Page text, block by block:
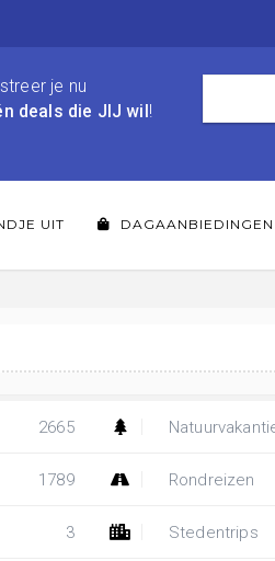
je nu
deals die JIJ wil !
UIT DAGAANBIEDINGEN
2665
1789
3
Rondreizen
Stedentrips